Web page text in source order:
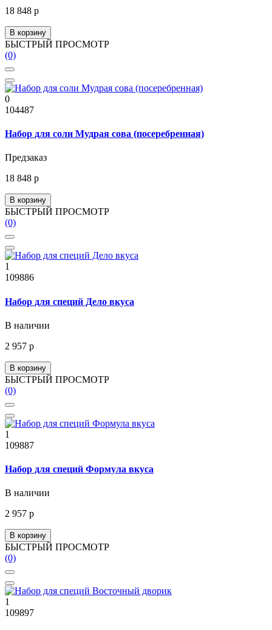
18 848 р
В корзину
БЫСТРЫЙ ПРОСМОТР
(0)
0
104487
Набор для соли Мудрая сова (посеребренная)
Предзаказ
18 848 р
В корзину
БЫСТРЫЙ ПРОСМОТР
(0)
1
109886
Набор для специй Дело вкуса
В наличии
2 957 р
В корзину
БЫСТРЫЙ ПРОСМОТР
(0)
1
109887
Набор для специй Формула вкуса
В наличии
2 957 р
В корзину
БЫСТРЫЙ ПРОСМОТР
(0)
1
109897